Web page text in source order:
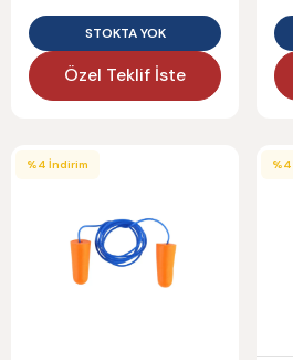
STOKTA YOK
Özel Teklif İste
%4 İndirim %4